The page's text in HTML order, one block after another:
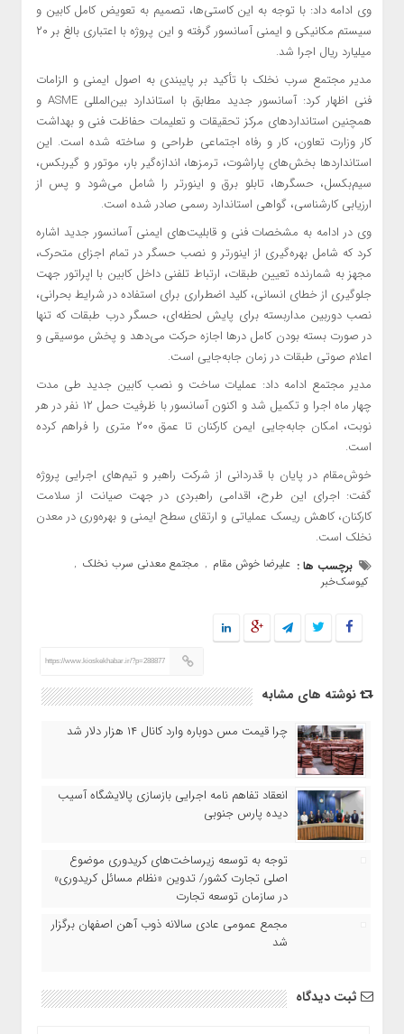
وی ادامه داد: با توجه به این کاستی‌ها، تصمیم به تعویض کامل کابین و
سیستم مکانیکی و ایمنی آسانسور گرفته و این پروژه با اعتباری بالغ بر ۲۰
میلیارد ریال اجرا شد.
مدیر مجتمع سرب نخلک با تأکید بر پایبندی به اصول ایمنی و الزامات
فنی اظهار کرد: آسانسور جدید مطابق با استاندارد بین‌المللی ASME و
همچنین استانداردهای مرکز تحقیقات و تعلیمات حفاظت فنی و بهداشت
کار وزارت تعاون، کار و رفاه اجتماعی طراحی و ساخته شده است. این
استانداردها بخش‌های پاراشوت، ترمزها، اندازه‌گیر بار، موتور و گیربکس،
سیم‌بکسل، حسگرها، تابلو برق و اینورتر را شامل می‌شود و پس از
ارزیابی کارشناسی، گواهی استاندارد رسمی صادر شده است.
وی در ادامه به مشخصات فنی و قابلیت‌های ایمنی آسانسور جدید اشاره
کرد که شامل بهره‌گیری از اینورتر و نصب حسگر در تمام اجزای متحرک،
مجهز به شمارنده تعیین طبقات، ارتباط تلفنی داخل کابین با اپراتور جهت
جلوگیری از خطای انسانی، کلید اضطراری برای استفاده در شرایط بحرانی،
نصب دوربین مداربسته برای پایش لحظه‌ای، حسگر درب طبقات که تنها
در صورت بسته بودن کامل درها اجازه حرکت می‌دهد و پخش موسیقی و
اعلام صوتی طبقات در زمان جابه‌جایی است.
مدیر مجتمع ادامه داد: عملیات ساخت و نصب کابین جدید طی مدت
چهار ماه اجرا و تکمیل شد و اکنون آسانسور با ظرفیت حمل ۱۲ نفر در هر
نوبت، امکان جابه‌جایی ایمن کارکنان تا عمق ۲۰۰ متری را فراهم کرده
است.
خوش‌مقام در پایان با قدردانی از شرکت راهبر و تیم‌های اجرایی پروژه
گفت: اجرای این طرح، اقدامی راهبردی در جهت صیانت از سلامت
کارکنان، کاهش ریسک عملیاتی و ارتقای سطح ایمنی و بهره‌وری در معدن
نخلک است.
برچسب ها : علیرضا خوش مقام , مجتمع معدنی سرب نخلک ,
کیوسک‌خبر
https://www.kioskekhabar.ir/?p=288877
نوشته های مشابه
چرا قیمت مس دوباره وارد کانال ۱۴ هزار دلار شد
انعقاد تفاهم نامه اجرایی بازسازی پالایشگاه آسیب
دیده پارس جنوبی
توجه به توسعه زیرساخت‌های کریدوری موضوع
اصلی تجارت کشور/ تدوین «نظام مسائل کریدوری»
در سازمان توسعه تجارت
مجمع عمومی عادی سالانه ذوب آهن اصفهان برگزار
شد
ثبت دیدگاه